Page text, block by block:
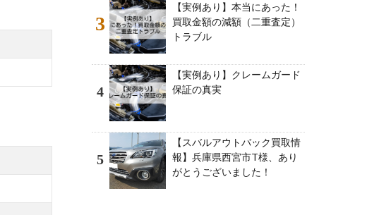
3
【実例あり】本当にあった！
買取金額の減額（二重査定）
トラブル
4
【実例あり】クレームガード
保証の真実
5
【スバルアウトバック買取情
報】兵庫県西宮市T様、あり
がとうございました！